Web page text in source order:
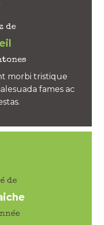
de
morbi tristique
fames ac
de